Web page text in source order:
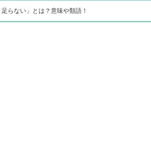
足らない」とは？意味や類語！